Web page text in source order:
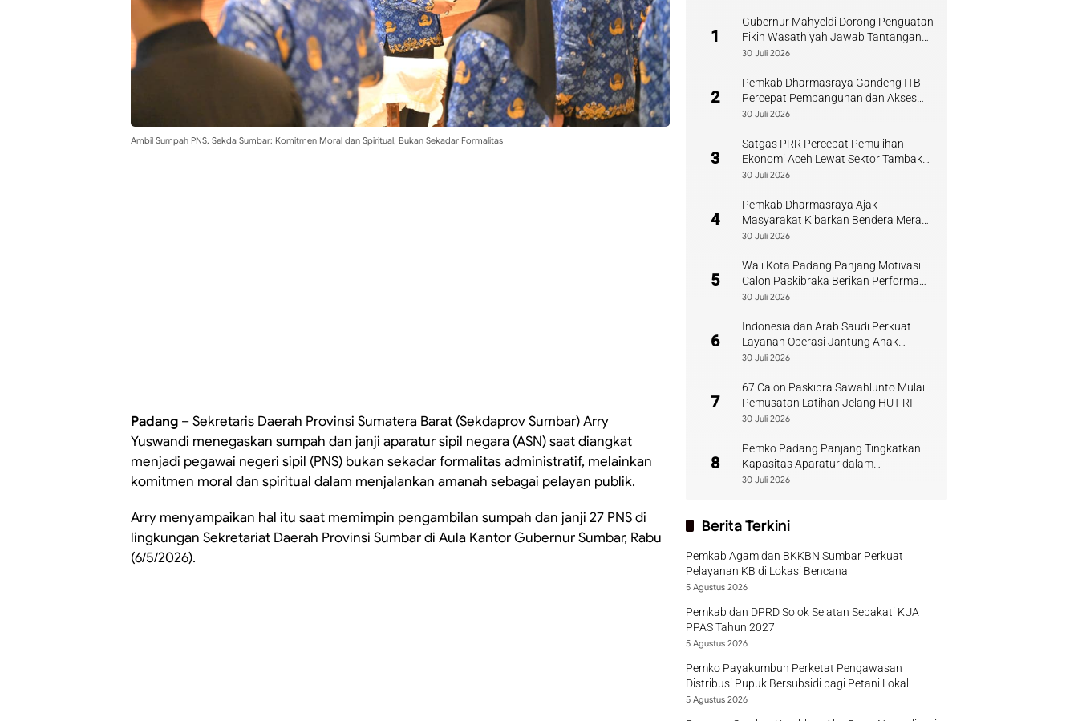
Ambil Sumpah PNS, Sekda Sumbar: Komitmen Moral dan Spiritual, Bukan Sekadar Formalitas
Padang – Sekretaris Daerah Provinsi Sumatera Barat (Sekdaprov Sumbar) Arry
Yuswandi menegaskan sumpah dan janji aparatur sipil negara (ASN) saat diangkat
menjadi pegawai negeri sipil (PNS) bukan sekadar formalitas administratif, melainkan
komitmen moral dan spiritual dalam menjalankan amanah sebagai pelayan publik.
Arry menyampaikan hal itu saat memimpin pengambilan sumpah dan janji 27 PNS di
lingkungan Sekretariat Daerah Provinsi Sumbar di Aula Kantor Gubernur Sumbar, Rabu
(6/5/2026).
1
Gubernur Mahyeldi Dorong Penguatan
Fikih Wasathiyah Jawab Tantangan
Keagamaan Kontemporer
30 Juli 2026
2
Pemkab Dharmasraya Gandeng ITB
Percepat Pembangunan dan Akses
Pendidikan
30 Juli 2026
3
Satgas PRR Percepat Pemulihan
Ekonomi Aceh Lewat Sektor Tambak
Kopi
30 Juli 2026
4
Pemkab Dharmasraya Ajak
Masyarakat Kibarkan Bendera Merah
Putih Sambut HUT RI
30 Juli 2026
5
Wali Kota Padang Panjang Motivasi
Calon Paskibraka Berikan Performa
Terbaik
30 Juli 2026
6
Indonesia dan Arab Saudi Perkuat
Layanan Operasi Jantung Anak
Sumbar
30 Juli 2026
7
67 Calon Paskibra Sawahlunto Mulai
Pemusatan Latihan Jelang HUT RI
30 Juli 2026
8
Pemko Padang Panjang Tingkatkan
Kapasitas Aparatur dalam
Penanganan Pascabencana
30 Juli 2026
Berita Terkini
Pemkab Agam dan BKKBN Sumbar Perkuat
Pelayanan KB di Lokasi Bencana
5 Agustus 2026
Pemkab dan DPRD Solok Selatan Sepakati KUA
PPAS Tahun 2027
5 Agustus 2026
Pemko Payakumbuh Perketat Pengawasan
Distribusi Pupuk Bersubsidi bagi Petani Lokal
5 Agustus 2026